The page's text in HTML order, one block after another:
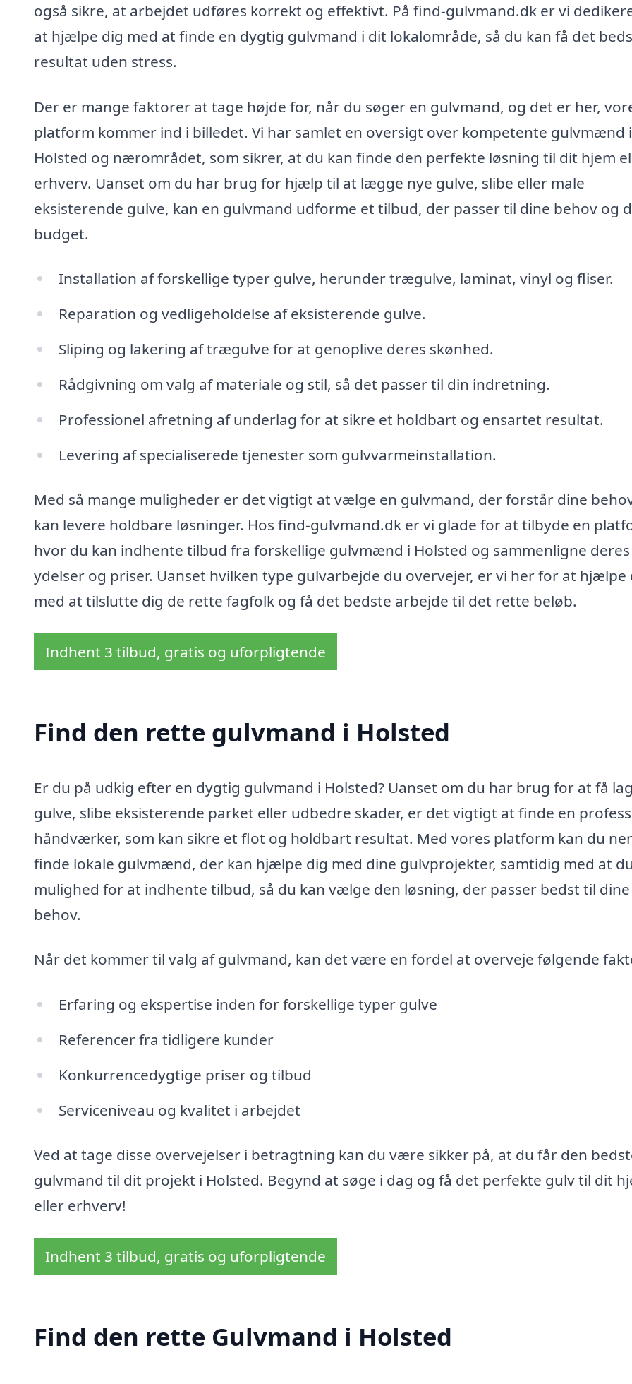
også sikre, at arbejdet udføres korrekt og effektivt. På find-gulvmand.dk er vi
at hjælpe dig med at finde en dygtig gulvmand i dit lokalområde, så du kan få det
resultat uden stress.
Der er mange faktorer at tage højde for, når du søger en gulvmand, og det er her,
platform kommer ind i billedet. Vi har samlet en oversigt over kompetente gulvmænd i
Holsted og nærområdet, som sikrer, at du kan finde den perfekte løsning til dit hjem
erhverv. Uanset om du har brug for hjælp til at lægge nye gulve, slibe eller male
eksisterende gulve, kan en gulvmand udforme et tilbud, der passer til dine behov og
budget.
Installation af forskellige typer gulve, herunder trægulve, laminat, vinyl og fliser.
Reparation og vedligeholdelse af eksisterende gulve.
Sliping og lakering af trægulve for at genoplive deres skønhed.
Rådgivning om valg af materiale og stil, så det passer til din indretning.
Professionel afretning af underlag for at sikre et holdbart og ensartet resultat.
Levering af specialiserede tjenester som gulvvarmeinstallation.
Med så mange muligheder er det vigtigt at vælge en gulvmand, der forstår dine
kan levere holdbare løsninger. Hos find-gulvmand.dk er vi glade for at tilbyde en
hvor du kan indhente tilbud fra forskellige gulvmænd i Holsted og sammenligne deres
ydelser og priser. Uanset hvilken type gulvarbejde du overvejer, er vi her for at hjælpe
med at tilslutte dig de rette fagfolk og få det bedste arbejde til det rette beløb.
Indhent 3 tilbud, gratis og uforpligtende
Find den rette gulvmand i Holsted
Er du på udkig efter en dygtig gulvmand i Holsted? Uanset om du har brug for at få
gulve, slibe eksisterende parket eller udbedre skader, er det vigtigt at finde en
håndværker, som kan sikre et flot og holdbart resultat. Med vores platform kan du
finde lokale gulvmænd, der kan hjælpe dig med dine gulvprojekter, samtidig med at
mulighed for at indhente tilbud, så du kan vælge den løsning, der passer bedst til dine
behov.
Når det kommer til valg af gulvmand, kan det være en fordel at overveje følgende
Erfaring og ekspertise inden for forskellige typer gulve
Referencer fra tidligere kunder
Konkurrencedygtige priser og tilbud
Serviceniveau og kvalitet i arbejdet
Ved at tage disse overvejelser i betragtning kan du være sikker på, at du får den
gulvmand til dit projekt i Holsted. Begynd at søge i dag og få det perfekte gulv til dit
eller erhverv!
Indhent 3 tilbud, gratis og uforpligtende
Find den rette Gulvmand i Holsted